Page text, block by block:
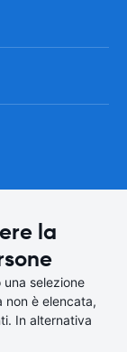
la
selezione
non è elencata,
In alternativa